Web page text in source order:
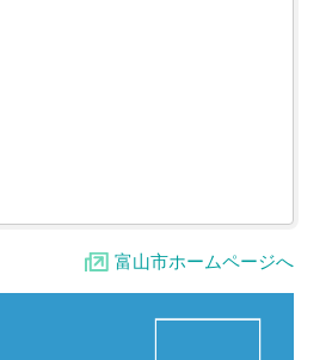
富山市ホームページへ